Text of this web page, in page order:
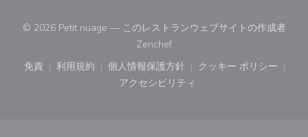
© 2026 Petit nuage — このレストランウェブサイトの作成者
Zenchef((新しいウィンドウで開きます))
免責
((新しいウィンドウで開きます))
利用規約
((新しいウィンドウで開きます))
個人情報保護方針
((新しいウィンドウで開きます))
クッキー ポリシー
((新しいウィ
アクセシビリティ
((新しいウィンドウで開きます))